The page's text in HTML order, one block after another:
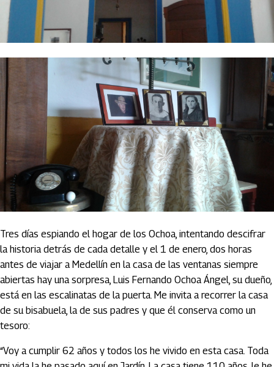
Tres días espiando el hogar de los Ochoa, intentando descifrar
la historia detrás de cada detalle y el 1 de enero, dos horas
antes de viajar a Medellín en la casa de las ventanas siempre
abiertas hay una sorpresa, Luis Fernando Ochoa Ángel, su dueño,
está en las escalinatas de la puerta. Me invita a recorrer la casa
de su bisabuela, la de sus padres y que él conserva como un
tesoro:
“Voy a cumplir 62 años y todos los he vivido en esta casa. Toda